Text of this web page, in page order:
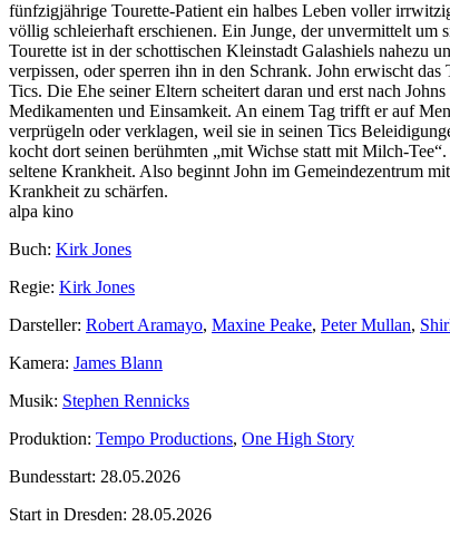
fünfzigjährige Tourette-Patient ein halbes Leben voller
völlig schleierhaft erschienen. Ein Junge, der unvermittelt
Tourette ist in der schottischen Kleinstadt Galashiels nahezu
verpissen, oder sperren ihn in den Schrank. John erwischt
Tics. Die Ehe seiner Eltern scheitert daran und erst nach
Medikamenten und Einsamkeit. An einem Tag trifft er auf
verprügeln oder verklagen, weil sie in seinen Tics
kocht dort seinen berühmten „mit Wichse statt mit Milch-
seltene Krankheit. Also beginnt John im Gemeindezentrum
Krankheit zu schärfen.
alpa kino
Buch: Kirk Jones
Regie: Kirk Jones
Darsteller: Robert Aramayo, Maxine Peake, Peter Mullan,
Kamera: James Blann
Musik: Stephen Rennicks
Produktion: Tempo Productions, One High Story
Bundesstart: 28.05.2026
Start in Dresden: 28.05.2026